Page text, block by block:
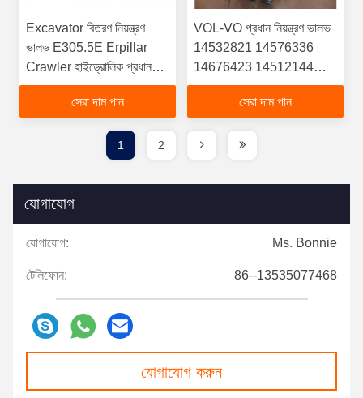
Excavator বিতরণ নিয়ন্ত্রণ
ভালভ E305.5E Erpillar
Crawler হাইড্রোলিক প্রধান
ভালভ
সেরা দাম পান
VOL-VO প্রধান নিয়ন্ত্রণ ভালভ
14532821 14576336
14676423 14512144
14676421 14636701
14594904 EC210B
সেরা দাম পান
1 2
যোগাযোগ
যোগাযোগ: Ms. Bonnie
টেলিফোন: 86--13535077468
যোগাযোগ করুন